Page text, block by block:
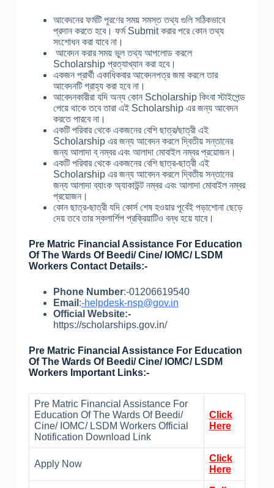
আবেদনের ফর্মটি পূরণের সময় সমস্ত তথ্য গুলি সঠিকভাবে
প্রদান করতে হবে। ফর্ম Submit করার পরে কোন তথ্য
সংশোধন করা যাবে না।
আবেদন করার সময় ভুল তথ্য আপলোড করলে
Scholarship প্রত্যাখ্যান করা হবে।
একজন প্রার্থী একাধিকবার আবেদনপত্র জমা করলে তার
আবেদনটি গ্রাহ্য করা হবে না।
আবেদনকারীরা যদি অন্য কোন Scholarship কিংবা স্টাইপেন্ড
পেয়ে থাকে তবে তারা এই Scholarship এর জন্য আবেদন
করতে পারবে না।
একটি পরিবার থেকে একজনের বেশি ছাত্র/ছাত্রী এই
Scholarship এর জন্য আবেদন করলে দ্বিতীয় সন্তানের
জন্য আলাদা ব্ নম্বর এবং আলাদা মোবাইল নম্বর প্রয়োজন।
একটি পরিবার থেকে একজনের বেশি ছাত্র-ছাত্রী এই
Scholarship এর জন্য আবেদন করলে দ্বিতীয় সন্তানের
জন্য আলাদা ব্যাংক অ্যাকাউন্ট নম্বর এবং আলাদা মোবাইল নম্বর
প্রয়োজন।
কোন ছাত্র-ছাত্রী যদি কোর্স শেষ হওয়ার পূর্বেই পড়াশোনা ছেড়ে
দেয় তবে তার স্কলার্শিপ প্রক্রিয়াটিও বন্ধ হয়ে যাবে।
Pre Matric Financial Assistance For Education
Of The Wards Of Beedi/ Cine/ IOMC/ LSDM
Workers Contact Details:-
Phone Number:-01206619540
Email :-helpdesk-nsp@gov.in
Official Website:-
https://scholarships.gov.in/
Pre Matric Financial Assistance For Education
Of The Wards Of Beedi/ Cine/ IOMC/ LSDM
Workers Important Links:-
Pre Matric Financial Assistance For
Education Of The Wards Of Beedi/
Cine/ IOMC/ LSDM Workers Official
Notification Download Link
Click
Here
Apply Now
Click
Here